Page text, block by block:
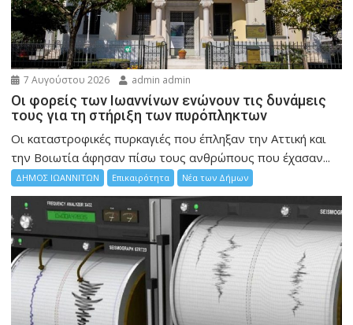
7 Αυγούστου 2026 admin admin
Οι φορείς των Ιωαννίνων ενώνουν τις δυνάμεις
τους για τη στήριξη των πυρόπληκτων
Οι καταστροφικές πυρκαγιές που έπληξαν την Αττική και
την Bοιωτία άφησαν πίσω τους ανθρώπους που έχασαν...
ΔΗΜΟΣ ΙΩΑΝΝΙΤΩΝ Επικαιρότητα Νέα των Δήμων